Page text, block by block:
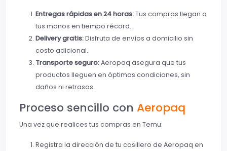
Entregas rápidas en 24 horas:Tus compras llegan a
tus manos en tiempo récord.
Delivery gratis:Disfruta de envíos a domicilio sin
costo adicional.
Transporte seguro:Aeropaq asegura que tus
productos lleguen en óptimas condiciones, sin
daños ni retrasos.
Proceso sencillo con Aeropaq
Una vez que realices tus compras en Temu:
Registra la dirección de tu casillero de Aeropaq en